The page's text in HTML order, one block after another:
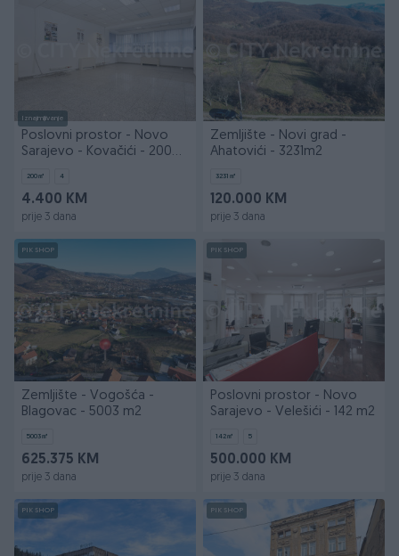
Iznajmljivanje
Poslovni prostor - Novo
Sarajevo - Kovačići - 200
200㎡ 4
4.400 KM
prije 3 dana
Zemljište - Novi grad -
Ahatovići - 3231m2
3231 ㎡
120.000 KM
prije 3 dana
PIK SHOP
Zemljište - Vogošća -
Blagovac - 5003 m2
5003㎡
625.375 KM
prije 3 dana
PIK SHOP
Poslovni prostor - Novo
Sarajevo - Velešići - 142 m2
142㎡ 5
500.000 KM
prije 3 dana
PIK SHOP PIK SHOP